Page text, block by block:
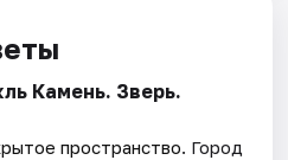
Камень. Зверь.
пространство. Город